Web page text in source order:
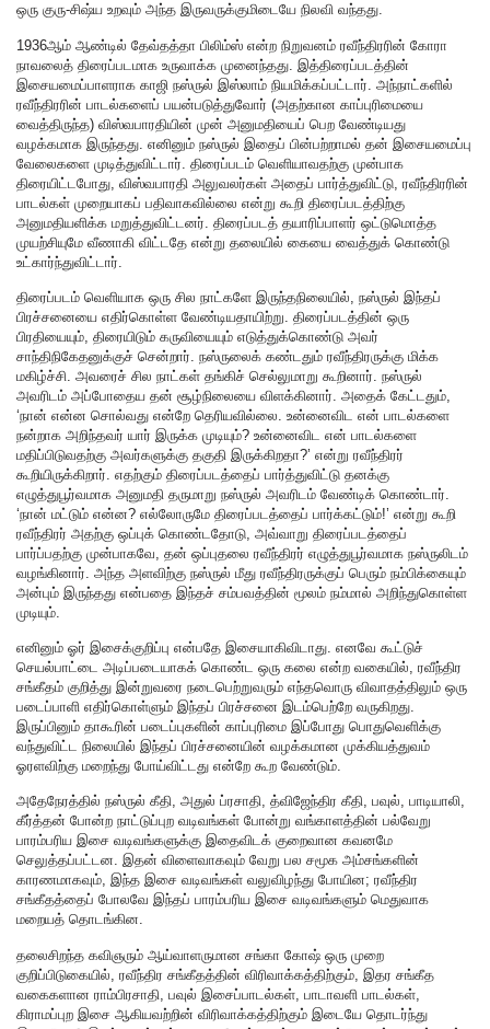
ஒரு குரு-சிஷ்ய உறவும் அந்த இருவருக்குமிடையே நிலவி வந்தது.
1936ஆம் ஆண்டில் தேவ்தத்தா பிலிம்ஸ் என்ற நிறுவனம் ரவீந்திரரின் கோரா
நாவலைத் திரைப்படமாக உருவாக்க முனைந்தது. இத்திரைப்படத்தின்
இசையமைப்பாளராக காஜி நஸ்ருல் இஸ்லாம் நியமிக்கப்பட்டார். அந்நாட்களில்
ரவீந்திரரின் பாடல்களைப் பயன்படுத்துவோர் (அதற்கான காப்புரிமையை
வைத்திருந்த) விஸ்வபாரதியின் முன் அனுமதியைப் பெற வேண்டியது
வழக்கமாக இருந்தது. எனினும் நஸ்ருல் இதைப் பின்பற்றாமல் தன் இசையமைப்பு
வேலைகளை முடித்துவிட்டார். திரைப்படம் வெளியாவதற்கு முன்பாக
திரையிட்டபோது, விஸ்வபாரதி அலுவலர்கள் அதைப் பார்த்துவிட்டு, ரவீந்திரரின்
பாடல்கள் முறையாகப் பதிவாகவில்லை என்று கூறி திரைப்படத்திற்கு
அனுமதியளிக்க மறுத்துவிட்டனர். திரைப்படத் தயாரிப்பாளர் ஒட்டுமொத்த
முயற்சியுமே வீணாகி விட்டதே என்று தலையில் கையை வைத்துக் கொண்டு
உட்கார்ந்துவிட்டார்.
திரைப்படம் வெளியாக ஒரு சில நாட்களே இருந்தநிலையில், நஸ்ருல் இந்தப்
பிரச்சனையை எதிர்கொள்ள வேண்டியதாயிற்று. திரைப்படத்தின் ஒரு
பிரதியையும், திரையிடும் கருவியையும் எடுத்துக்கொண்டு அவர்
சாந்திநிகேதனுக்குச் சென்றார். நஸ்ருலைக் கண்டதும் ரவீந்திரருக்கு மிக்க
மகிழ்ச்சி. அவரைச் சில நாட்கள் தங்கிச் செல்லுமாறு கூறினார். நஸ்ருல்
அவரிடம் அப்போதைய தன் சூழ்நிலையை விளக்கினார். அதைக் கேட்டதும்,
‘நான் என்ன சொல்வது என்றே தெரியவில்லை. உன்னைவிட என் பாடல்களை
நன்றாக அறிந்தவர் யார் இருக்க முடியும்? உன்னைவிட என் பாடல்களை
மதிப்பிடுவதற்கு அவர்களுக்கு தகுதி இருக்கிறதா?’ என்று ரவீந்திரர்
கூறியிருக்கிறார். எதற்கும் திரைப்படத்தைப் பார்த்துவிட்டு தனக்கு
எழுத்துபூர்வமாக அனுமதி தருமாறு நஸ்ருல் அவரிடம் வேண்டிக் கொண்டார்.
‘நான் மட்டும் என்ன? எல்லோருமே திரைப்படத்தைப் பார்க்கட்டும்!’ என்று கூறி
ரவீந்திரர் அதற்கு ஒப்புக் கொண்டதோடு, அவ்வாறு திரைப்படத்தைப்
பார்ப்பதற்கு முன்பாகவே, தன் ஒப்புதலை ரவீந்திரர் எழுத்துபூர்வமாக நஸ்ருலிடம்
வழங்கினார். அந்த அளவிற்கு நஸ்ருல் மீது ரவீந்திரருக்குப் பெரும் நம்பிக்கையும்
அன்பும் இருந்தது என்பதை இந்தச் சம்பவத்தின் மூலம் நம்மால் அறிந்துகொள்ள
முடியும்.
எனினும் ஓர் இசைக்குறிப்பு என்பதே இசையாகிவிடாது. எனவே கூட்டுச்
செயல்பாட்டை அடிப்படையாகக் கொண்ட ஒரு கலை என்ற வகையில், ரவீந்திர
சங்கீதம் குறித்து இன்றுவரை நடைபெற்றுவரும் எந்தவொரு விவாதத்திலும் ஒரு
படைப்பாளி எதிர்கொள்ளும் இந்தப் பிரச்சனை இடம்பெற்றே வருகிறது.
இருப்பினும் தாகூரின் படைப்புகளின் காப்புரிமை இப்போது பொதுவெளிக்கு
வந்துவிட்ட நிலையில் இந்தப் பிரச்சனையின் வழக்கமான முக்கியத்துவம்
ஓரளவிற்கு மறைந்து போய்விட்டது என்றே கூற வேண்டும்.
அதேநேரத்தில் நஸ்ருல் கீதி, அதுல் ப்ரசாதி, த்விஜேந்திர கீதி, பவுல், பாடியாலி,
கீர்த்தன் போன்ற நாட்டுப்புற வடிவங்கள் போன்று வங்காளத்தின் பல்வேறு
பாரம்பரிய இசை வடிவங்களுக்கு இதைவிடக் குறைவான கவனமே
செலுத்தப்பட்டன. இதன் விளைவாகவும் வேறு பல சமூக அம்சங்களின்
காரணமாகவும், இந்த இசை வடிவங்கள் வலுவிழந்து போயின; ரவீந்திர
சங்கீதத்தைப் போலவே இந்தப் பாரம்பரிய இசை வடிவங்களும் மெதுவாக
மறையத் தொடங்கின.
தலைசிறந்த கவிஞரும் ஆய்வாளருமான சங்கா கோஷ் ஒரு முறை
குறிப்பிடுகையில், ரவீந்திர சங்கீதத்தின் விரிவாக்கத்திற்கும், இதர சங்கீத
வகைகளான ராம்பிரசாதி, பவுல் இசைப்பாடல்கள், பாடாவளி பாடல்கள்,
கிராமப்புற இசை ஆகியவற்றின் விரிவாக்கத்திற்கும் இடையே தொடர்ந்து